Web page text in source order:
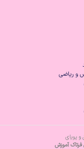
و ریاضی
پویای
آموزش